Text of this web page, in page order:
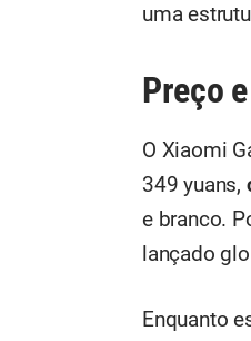
uma
Preço
O Xiaomi
349 yuans,
e branco.
lançado
Enquanto